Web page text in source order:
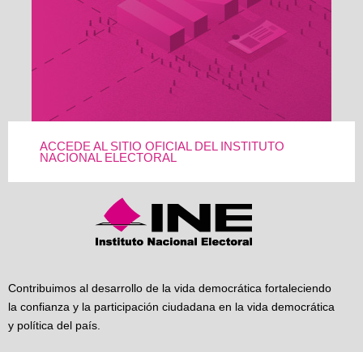
ACCEDE AL SITIO OFICIAL DEL INSTITUTO
NACIONAL ELECTORAL
Contribuimos al desarrollo de la vida democrática fortaleciendo
la confianza y la participación ciudadana en la vida democrática
y política del país.